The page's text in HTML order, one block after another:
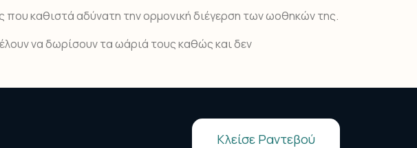
που καθιστά αδύνατη την ορμονική διέγερση των ωοθηκών της.
να δωρίσουν τα ωάριά τους καθώς και δεν
Κλείσε Ραντεβού